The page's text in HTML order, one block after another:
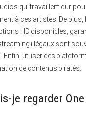
qui travaillent dur
à ces artistes. De plus,
HD disponibles,
illégaux sont
utiliser des
de contenus piratés.
je regarder One